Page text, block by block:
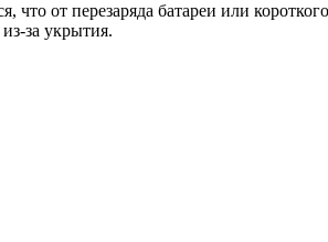
от перезаряда батареи или
за укрытия.